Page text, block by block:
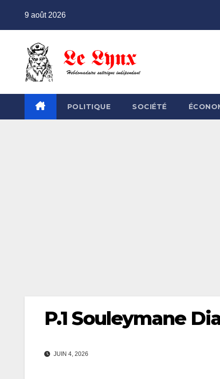
9 août 2026
POLITIQUE SOCIÉTÉ
P.1 Souleymane
JUIN 4, 2026